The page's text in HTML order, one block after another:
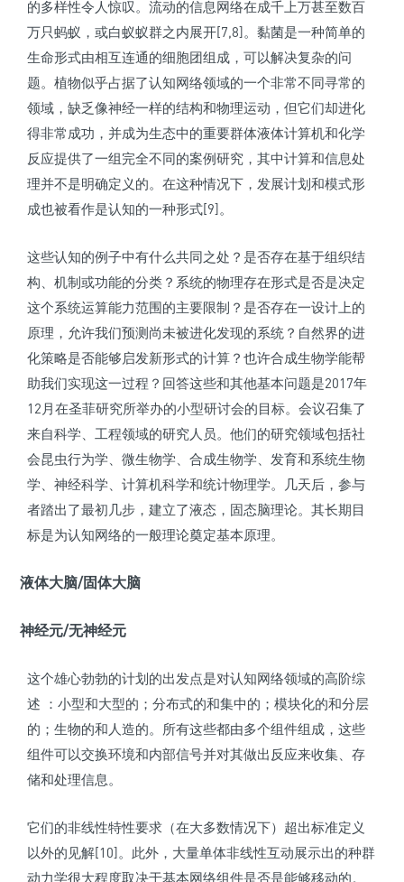
的多样性令人惊叹。流动的信息网络在成千上万甚至数百
万只蚂蚁，或白蚁蚁群之内展开[7,8]。黏菌是一种简单的
生命形式由相互连通的细胞团组成，可以解决复杂的问
题。植物似乎占据了认知网络领域的一个非常不同寻常的
领域，缺乏像神经一样的结构和物理运动，但它们却进化
得非常成功，并成为生态中的重要群体液体计算机和化学
反应提供了一组完全不同的案例研究，其中计算和信息处
理并不是明确定义的。在这种情况下，发展计划和模式形
成也被看作是认知的一种形式[9]。
这些认知的例子中有什么共同之处？是否存在基于组织结
构、机制或功能的分类？系统的物理存在形式是否是决定
这个系统运算能力范围的主要限制？是否存在一设计上的
原理，允许我们预测尚未被进化发现的系统？自然界的进
化策略是否能够启发新形式的计算？也许合成生物学能帮
助我们实现这一过程？回答这些和其他基本问题是2017年
12月在圣菲研究所举办的小型研讨会的目标。会议召集了
来自科学、工程领域的研究人员。他们的研究领域包括社
会昆虫行为学、微生物学、合成生物学、发育和系统生物
学、神经科学、计算机科学和统计物理学。几天后，参与
者踏出了最初几步，建立了液态，固态脑理论。其长期目
标是为认知网络的一般理论奠定基本原理。
液体大脑/固体大脑
神经元/无神经元
这个雄心勃勃的计划的出发点是对认知网络领域的高阶综
述 ：小型和大型的；分布式的和集中的；模块化的和分层
的；生物的和人造的。所有这些都由多个组件组成，这些
组件可以交换环境和内部信号并对其做出反应来收集、存
储和处理信息。
它们的非线性特性要求（在大多数情况下）超出标准定义
以外的见解[10]。此外，大量单体非线性互动展示出的种群
动力学很大程度取决于基本网络组件是否是能够移动的。